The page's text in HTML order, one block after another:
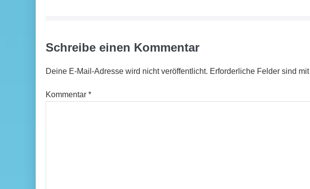
Schreibe einen Kommentar
Deine E-Mail-Adresse wird nicht veröffentlicht. Erforderliche Felder sind mit
Kommentar *